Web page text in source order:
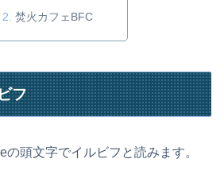
焚火カフェBFC
フ
の頭文字でイルビフと読みます。